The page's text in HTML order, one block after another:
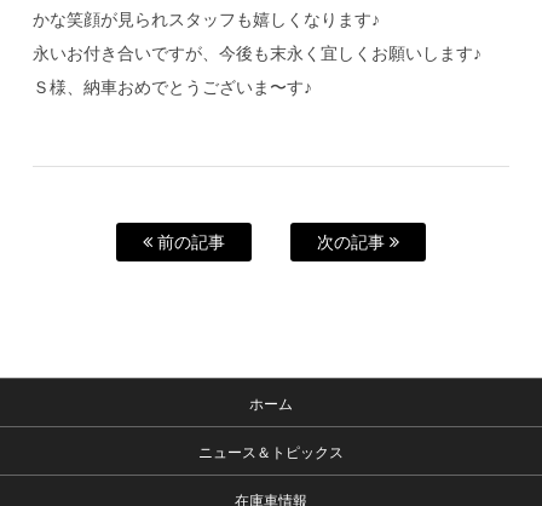
かな笑顔が見られスタッフも嬉しくなります♪
永いお付き合いですが、今後も末永く宜しくお願いします♪
Ｓ様、納車おめでとうございま〜す♪
前の記事 次の記事
ホーム
ニュース＆トピックス
在庫車情報